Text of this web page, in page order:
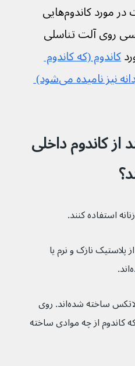
برای کسب اطلاعات در مورد کاندوم‌هایی
روی آلت تناسلی
کاندوم (که کاندوم
خارجی یا کاندوم مردانه نیز نامیده می‌شود)
می‌توانند از کاندوم داخلی
داخلی از پلاستیک نازک و نرم یا
برخی از کاندوم‌های داخلی از لاتکس ساخته شده‌اند. روی
کاندوم از چه موادی ساخته